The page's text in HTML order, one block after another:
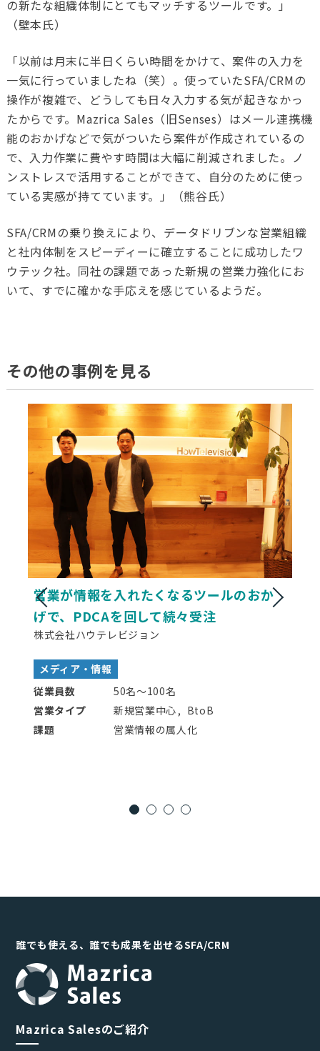
の新たな組織体制にとてもマッチするツールです。」
（壁本氏）
「以前は月末に半日くらい時間をかけて、案件の入力を
一気に行っていましたね（笑）。使っていたSFA/CRMの
操作が複雑で、どうしても日々入力する気が起きなかっ
たからです。Mazrica Sales（旧Senses）はメール連携機
能のおかげなどで気がついたら案件が作成されているの
で、入力作業に費やす時間は大幅に削減されました。ノ
ンストレスで活用することができて、自分のために使っ
ている実感が持てています。」（熊谷氏）
SFA/CRMの乗り換えにより、データドリブンな営業組織
と社内体制をスピーディーに確立することに成功したワ
ウテック社。同社の課題であった新規の営業力強化にお
いて、すでに確かな手応えを感じているようだ。
その他の事例を見る
営業が情報を入れたくなるツールのおか
げで、PDCAを回して続々受注
株式会社ハウテレビジョン
メディア・情報
従業員数
50名〜100名
営業タイプ
新規営業中心
BtoB
課題
営業情報の属人化
誰でも使える、誰でも成果を出せるSFA/CRM
Mazrica Salesのご紹介